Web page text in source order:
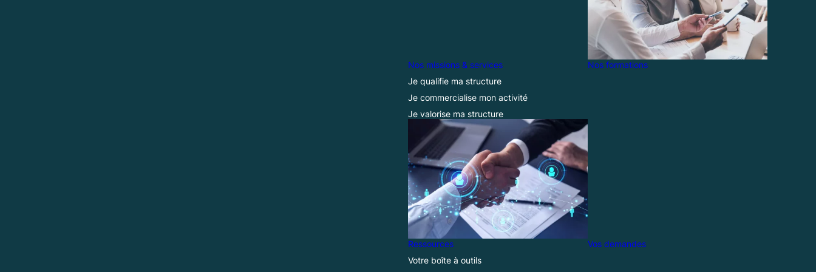
Nos missions & services
Je qualifie ma structure
Je commercialise mon activité
Je valorise ma structure
Nos formations
Ressources
Votre boîte à outils
Vos demandes